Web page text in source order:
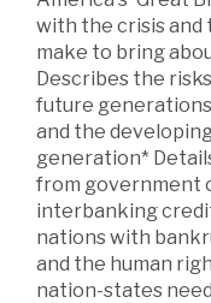
with the crisis and
make to bring
Describes the
future
and the
generation*
from government
interbanking
nations with
and the human
nation-states